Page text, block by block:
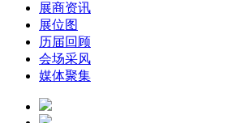
展商资讯
展位图
历届回顾
会场采风
媒体聚集